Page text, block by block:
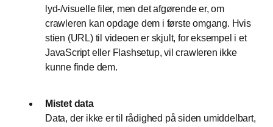
lyd-/visuelle filer, men det afgørende er, om
crawleren kan opdage dem i første omgang. Hvis
stien (URL) til videoen er skjult, for eksempel i et
JavaScript eller Flashsetup, vil crawleren ikke
kunne finde dem.
Mistet data
Data, der ikke er til rådighed på siden umiddelbart,